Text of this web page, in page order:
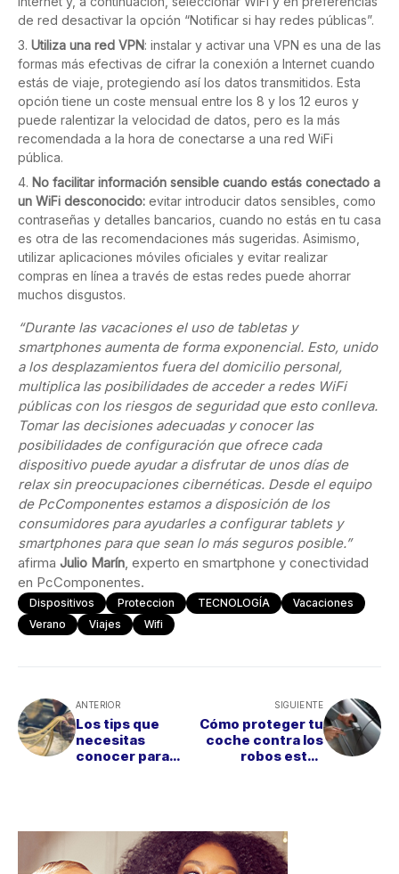
de red desactivar la opción “Notificar si hay redes públicas”.
Utiliza una red VPN: instalar y activar una VPN es una de las
formas más efectivas de cifrar la conexión a Internet cuando
estás de viaje, protegiendo así los datos transmitidos. Esta
opción tiene un coste mensual entre los 8 y los 12 euros y
puede ralentizar la velocidad de datos, pero es la más
recomendada a la hora de conectarse a una red WiFi
pública.
No facilitar información sensible cuando estás conectado a
un WiFi desconocido: evitar introducir datos sensibles, como
contraseñas y detalles bancarios, cuando no estás en tu casa
es otra de las recomendaciones más sugeridas. Asimismo,
utilizar aplicaciones móviles oficiales y evitar realizar
compras en línea a través de estas redes puede ahorrar
muchos disgustos.
“Durante las vacaciones el uso de tabletas y
smartphones aumenta de forma exponencial. Esto, unido
a los desplazamientos fuera del domicilio personal,
multiplica las posibilidades de acceder a redes WiFi
públicas con los riesgos de seguridad que esto conlleva.
Tomar las decisiones adecuadas y conocer las
posibilidades de configuración que ofrece cada
dispositivo puede ayudar a disfrutar de unos días de
relax sin preocupaciones cibernéticas. Desde el equipo
de PcComponentes estamos a disposición de los
consumidores para ayudarles a configurar tablets y
smartphones para que sean lo más seguros posible.”
afirma Julio Marín, experto en smartphone y conectividad
en PcComponentes.
Dispositivos Proteccion TECNOLOGÍA
Vacaciones
Verano
Viajes Wifi
ANTERIOR
Los tips que
necesitas
conocer para
SIGUIENTE
Cómo proteger tu
coche contra los
robos estas